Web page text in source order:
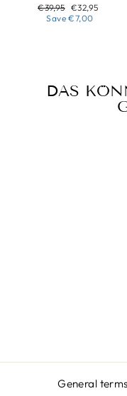
Regular
price
€39,95 Sale
price
€32,95
Save€7,00
DAS
General